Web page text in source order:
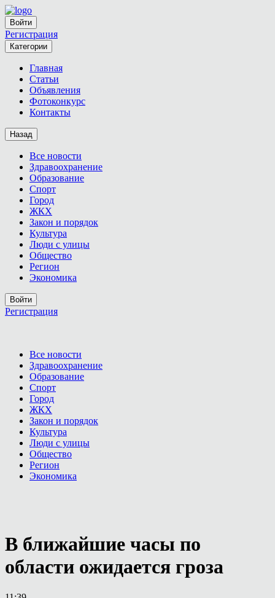
Войти
Регистрация
Категории
Главная
Статьи
Объявления
Фотоконкурс
Контакты
Назад
Все новости
Здравоохранение
Образование
Спорт
Город
ЖКХ
Закон и порядок
Культура
Люди с улицы
Общество
Регион
Экономика
Войти
Регистрация
Все новости
Здравоохранение
Образование
Спорт
Город
ЖКХ
Закон и порядок
Культура
Люди с улицы
Общество
Регион
Экономика
В ближайшие часы по
области ожидается гроза